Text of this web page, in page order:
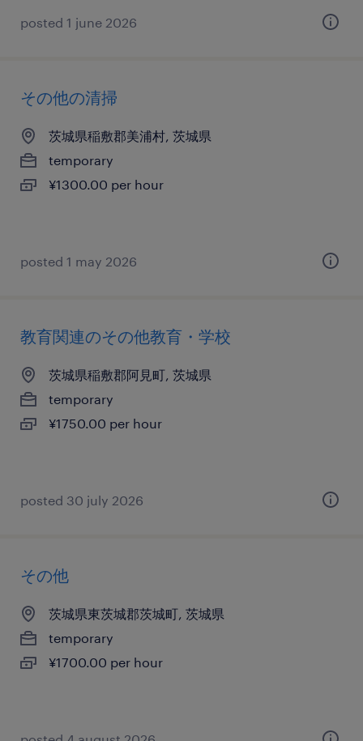
posted 1 june 2026
その他の清掃
茨城県稲敷郡美浦村, 茨城県
temporary
¥1300.00 per hour
posted 1 may 2026
教育関連のその他教育・学校
茨城県稲敷郡阿見町, 茨城県
temporary
¥1750.00 per hour
posted 30 july 2026
その他
茨城県東茨城郡茨城町, 茨城県
temporary
¥1700.00 per hour